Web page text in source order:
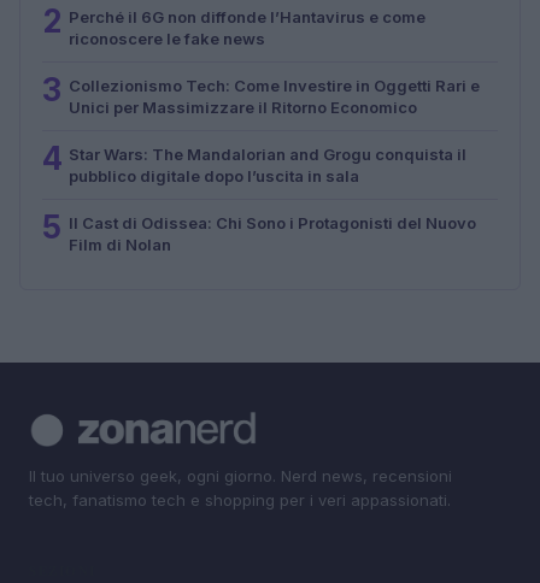
2 Perché il 6G non diffonde l’Hantavirus e come
riconoscere le fake news
3 Collezionismo Tech: Come Investire in Oggetti Rari e
Unici per Massimizzare il Ritorno Economico
4 Star Wars: The Mandalorian and Grogu conquista il
pubblico digitale dopo l’uscita in sala
5 Il Cast di Odissea: Chi Sono i Protagonisti del Nuovo
Film di Nolan
Il tuo universo geek, ogni giorno. Nerd news, recensioni
tech, fanatismo tech e shopping per i veri appassionati.